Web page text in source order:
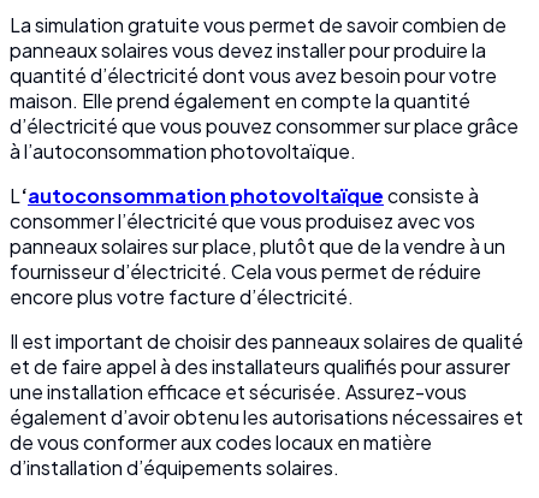
La simulation gratuite vous permet de savoir combien de
panneaux solaires vous devez installer pour produire la
quantité d’électricité dont vous avez besoin pour votre
maison. Elle prend également en compte la quantité
d’électricité que vous pouvez consommer sur place grâce
à l’autoconsommation photovoltaïque.
L‘autoconsommation photovoltaïqueconsiste à
consommer l’électricité que vous produisez avec vos
panneaux solaires sur place, plutôt que de la vendre à un
fournisseur d’électricité. Cela vous permet de réduire
encore plus votre facture d’électricité.
Il est important de choisir des panneaux solaires de qualité
et de faire appel à des installateurs qualifiés pour assurer
une installation efficace et sécurisée. Assurez-vous
également d’avoir obtenu les autorisations nécessaires et
de vous conformer aux codes locaux en matière
d’installation d’équipements solaires.